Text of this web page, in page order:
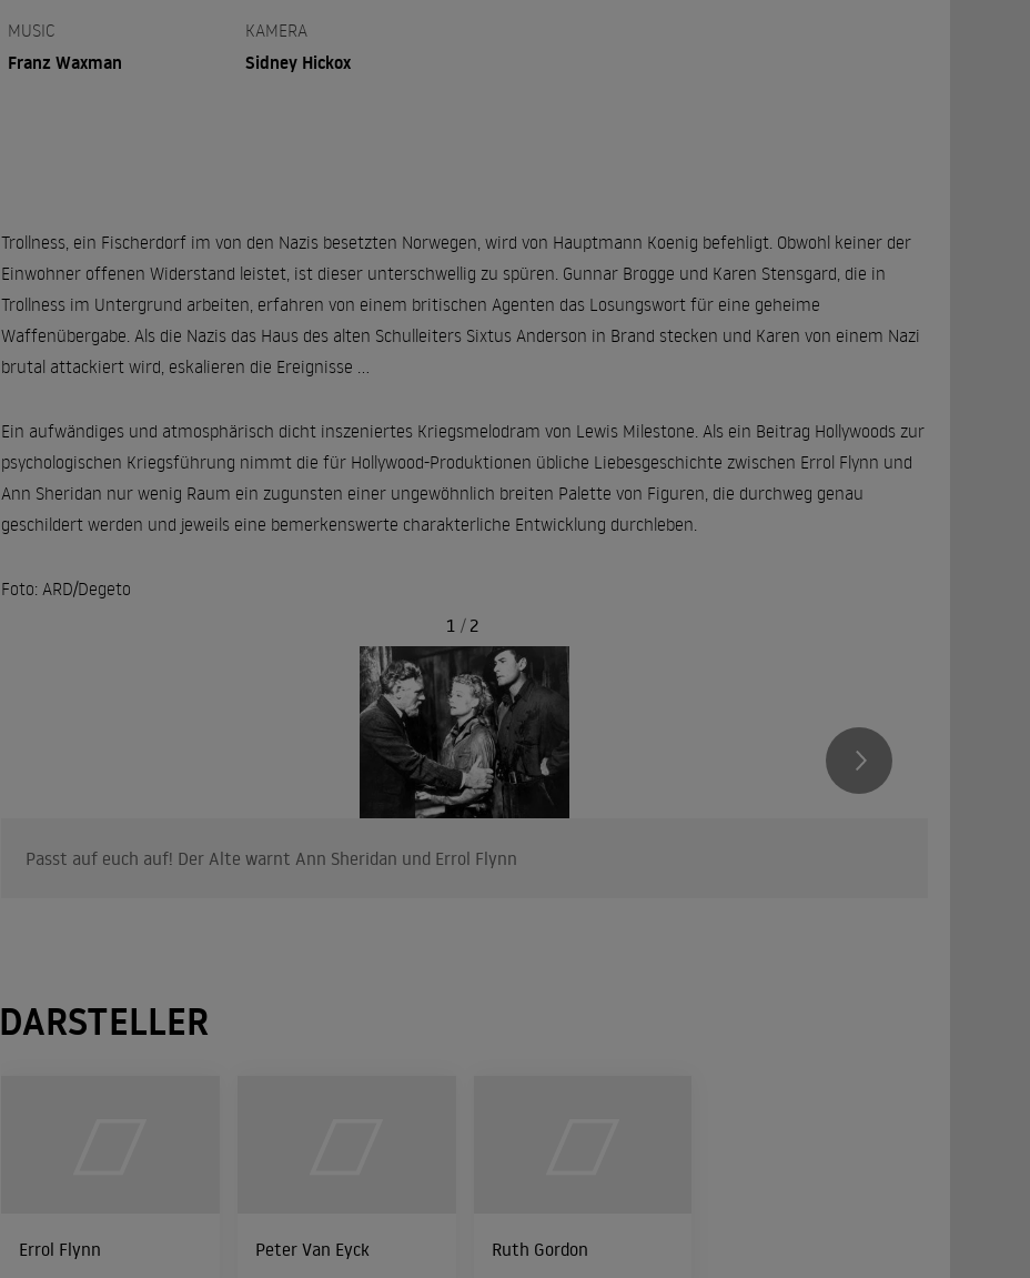
MUSIC
Franz Waxman
KAMERA
Sidney Hickox
Trollness, ein Fischerdorf im von den Nazis besetzten Norwegen, wird von Hauptmann Koenig befehligt. Obwohl keiner der
Einwohner offenen Widerstand leistet, ist dieser unterschwellig zu spüren. Gunnar Brogge und Karen Stensgard, die in
Trollness im Untergrund arbeiten, erfahren von einem britischen Agenten das Losungswort für eine geheime
Waffenübergabe. Als die Nazis das Haus des alten Schulleiters Sixtus Anderson in Brand stecken und Karen von einem Nazi
brutal attackiert wird, eskalieren die Ereignisse ...
Ein aufwändiges und atmosphärisch dicht inszeniertes Kriegsmelodram von Lewis Milestone. Als ein Beitrag Hollywoods zur
psychologischen Kriegsführung nimmt die für Hollywood-Produktionen übliche Liebesgeschichte zwischen Errol Flynn und
Ann Sheridan nur wenig Raum ein zugunsten einer ungewöhnlich breiten Palette von Figuren, die durchweg genau
geschildert werden und jeweils eine bemerkenswerte charakterliche Entwicklung durchleben.
Foto: ARD/Degeto
Passt auf euch auf! Der Alte warnt Ann Sheridan und Errol Flynn
1 / 2
DARSTELLER
Errol Flynn Peter Van Eyck Ruth Gordon